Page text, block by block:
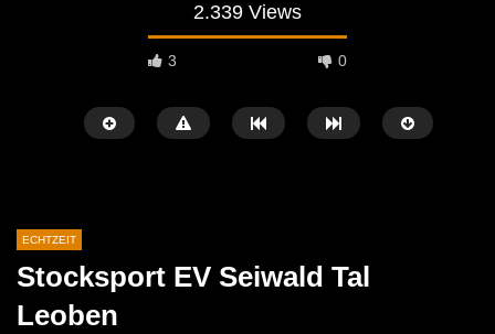
2.339 Views
3 0
ECHTZEIT
Stocksport EV Seiwald Tal
Leoben